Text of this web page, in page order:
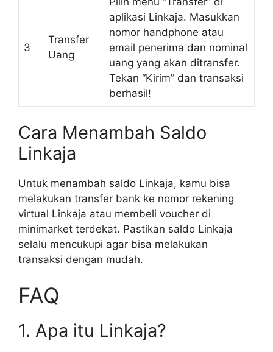
3
Transfer
Uang
aplikasi Linkaja. Masukkan
nomor handphone atau
email penerima dan nominal
uang yang akan ditransfer.
Tekan “Kirim” dan transaksi
berhasil!
Cara Menambah Saldo
Linkaja
Untuk menambah saldo Linkaja, kamu bisa
melakukan transfer bank ke nomor rekening
virtual Linkaja atau membeli voucher di
minimarket terdekat. Pastikan saldo Linkaja
selalu mencukupi agar bisa melakukan
transaksi dengan mudah.
FAQ
1. Apa itu Linkaja?